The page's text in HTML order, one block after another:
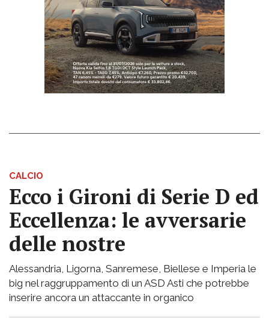
CALCIO
Ecco i Gironi di Serie D ed
Eccellenza: le avversarie
delle nostre
Alessandria, Ligorna, Sanremese, Biellese e Imperia le
big nel raggruppamento di un ASD Asti che potrebbe
inserire ancora un attaccante in organico